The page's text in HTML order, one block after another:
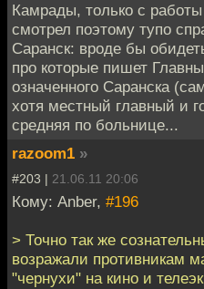
Камрады, только с
смотрел поэтому тупо
Саранск: вроде бы
про которые пишет
означенного Саранска
хотя местный главный и
средняя по больнице...
razoom1 »
#203 | 21.06.11 20:06
Кому: Anber, #196
> Точно так же
возражали противникам
"чернухи" на кино и